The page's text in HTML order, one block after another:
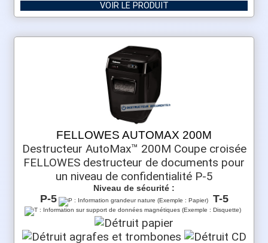
VOIR LE PRODUIT
FELLOWES AUTOMAX 200M
Destructeur AutoMax™ 200M Coupe croisée
FELLOWES destructeur de documents pour
un niveau de confidentialité P-5
Niveau de sécurité :
P-5 T-5